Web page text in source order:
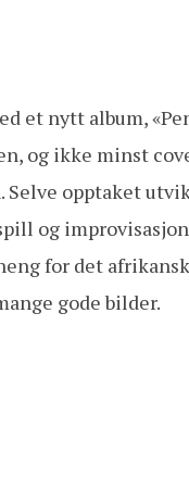
et nytt album,
og ikke minst
opptaket
og
for det
gode bilder.